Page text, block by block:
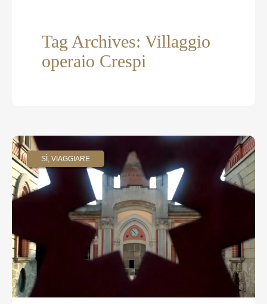
Tag Archives: Villaggio
operaio Crespi
SÌ, VIAGGIARE